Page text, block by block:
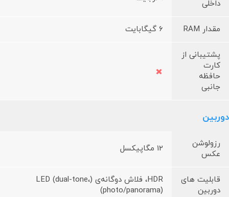
داخلی
مقدار RAM 6 گیگابایت
پشتیبانی از
کارت
حافظه
جانبی
دوربین
رزولوشن
عکس
12 مگاپیکسل
قابلیت های
دوربین
HDR، فلاش دوگانه‌ی (LED (dual-tone،
(photo/panorama)